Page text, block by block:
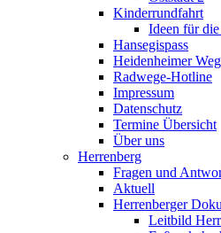
Kinderrundfahrt
Ideen für
Hansegispass
Heidenheimer
Radwege-Hotline
Impressum
Datenschutz
Termine Übersicht
Über uns
Herrenberg
Fragen und
Aktuell
Herrenberger
Leitbild